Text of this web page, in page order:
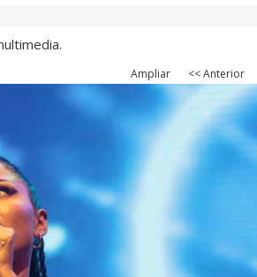
Ampliar << Anterior